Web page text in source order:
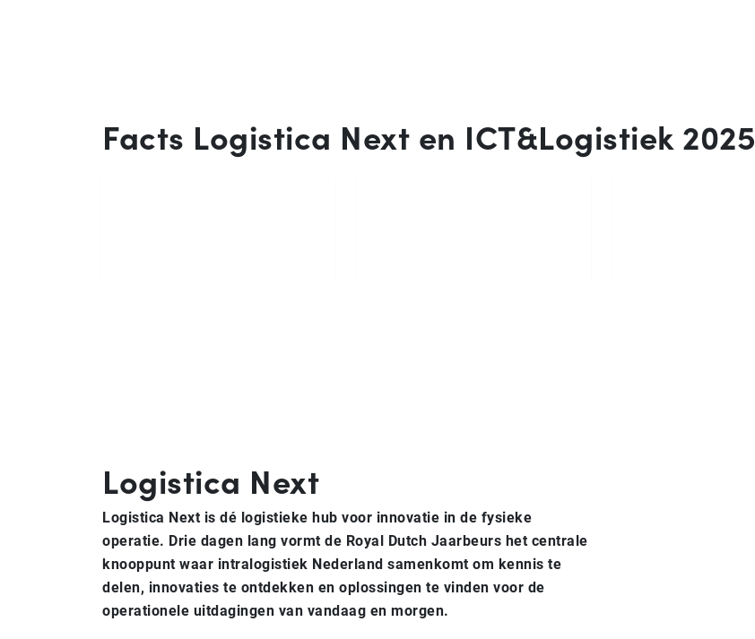
Facts Logistica Next en ICT&Logistiek 2025
Logistica Next
Logistica Next is dé logistieke hub voor innovatie in de fysieke
operatie. Drie dagen lang vormt de Royal Dutch Jaarbeurs het centrale
knooppunt waar intralogistiek Nederland samenkomt om kennis te
delen, innovaties te ontdekken en oplossingen te vinden voor de
operationele uitdagingen van vandaag en morgen.